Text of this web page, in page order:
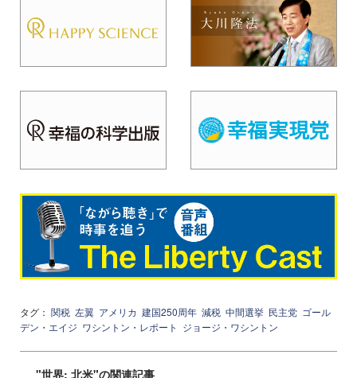
タグ： 関税 左翼 アメリカ 建国250周年 減税 中間選挙 民主党 ゴール
デン・エイジ ワシントン・レポート ジョージ・ワシントン
"世界: 北米"の関連記事